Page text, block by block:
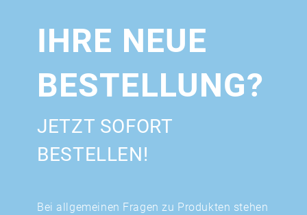
IHRE NEUE
BESTELLUNG?
JETZT SOFORT
BESTELLEN!
Bei allgemeinen Fragen zu Produkten stehen